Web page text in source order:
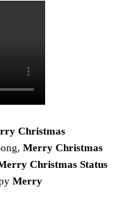
Christmas
Merry Christmas
Christmas Status
Merry